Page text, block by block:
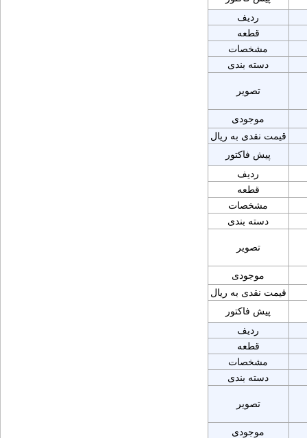
ردیف
قطعه
مشخصات
دسته بندی
تصویر
موجودی
قیمت نقدی به ریال
پیش فاکتور
ردیف
قطعه
مشخصات
دسته بندی
تصویر
موجودی
قیمت نقدی به ریال
پیش فاکتور
ردیف
قطعه
مشخصات
دسته بندی
تصویر
موجودی